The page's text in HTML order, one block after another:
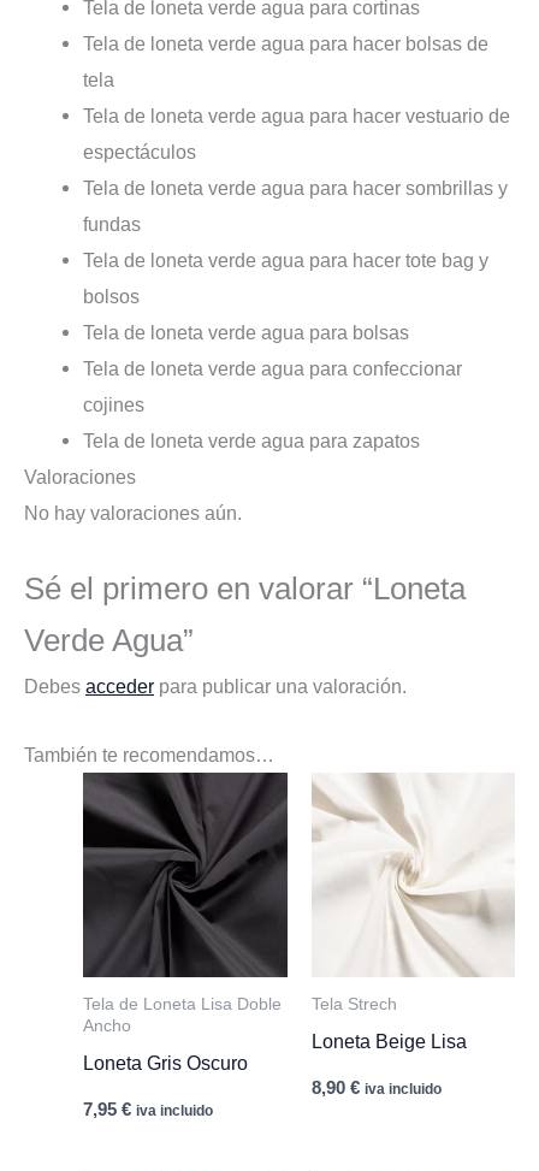
Tela de loneta verde agua para cortinas
Tela de loneta verde agua para hacer bolsas de
tela
Tela de loneta verde agua para hacer vestuario de
espectáculos
Tela de loneta verde agua para hacer sombrillas y
fundas
Tela de loneta verde agua para hacer tote bag y
bolsos
Tela de loneta verde agua para bolsas
Tela de loneta verde agua para confeccionar
cojines
Tela de loneta verde agua para zapatos
Valoraciones
No hay valoraciones aún.
Sé el primero en valorar “Loneta
Verde Agua”
Debes acceder para publicar una valoración.
También te recomendamos…
Tela de Loneta Lisa Doble
Ancho
Loneta Gris Oscuro
7,95€ iva incluido
Tela Strech
Loneta Beige Lisa
8,90 € iva incluido